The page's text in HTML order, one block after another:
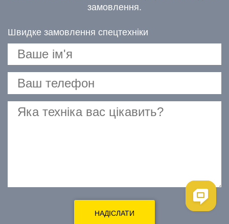
замовлення.
Швидке замовлення спецтехніки
НАДІСЛАТИ